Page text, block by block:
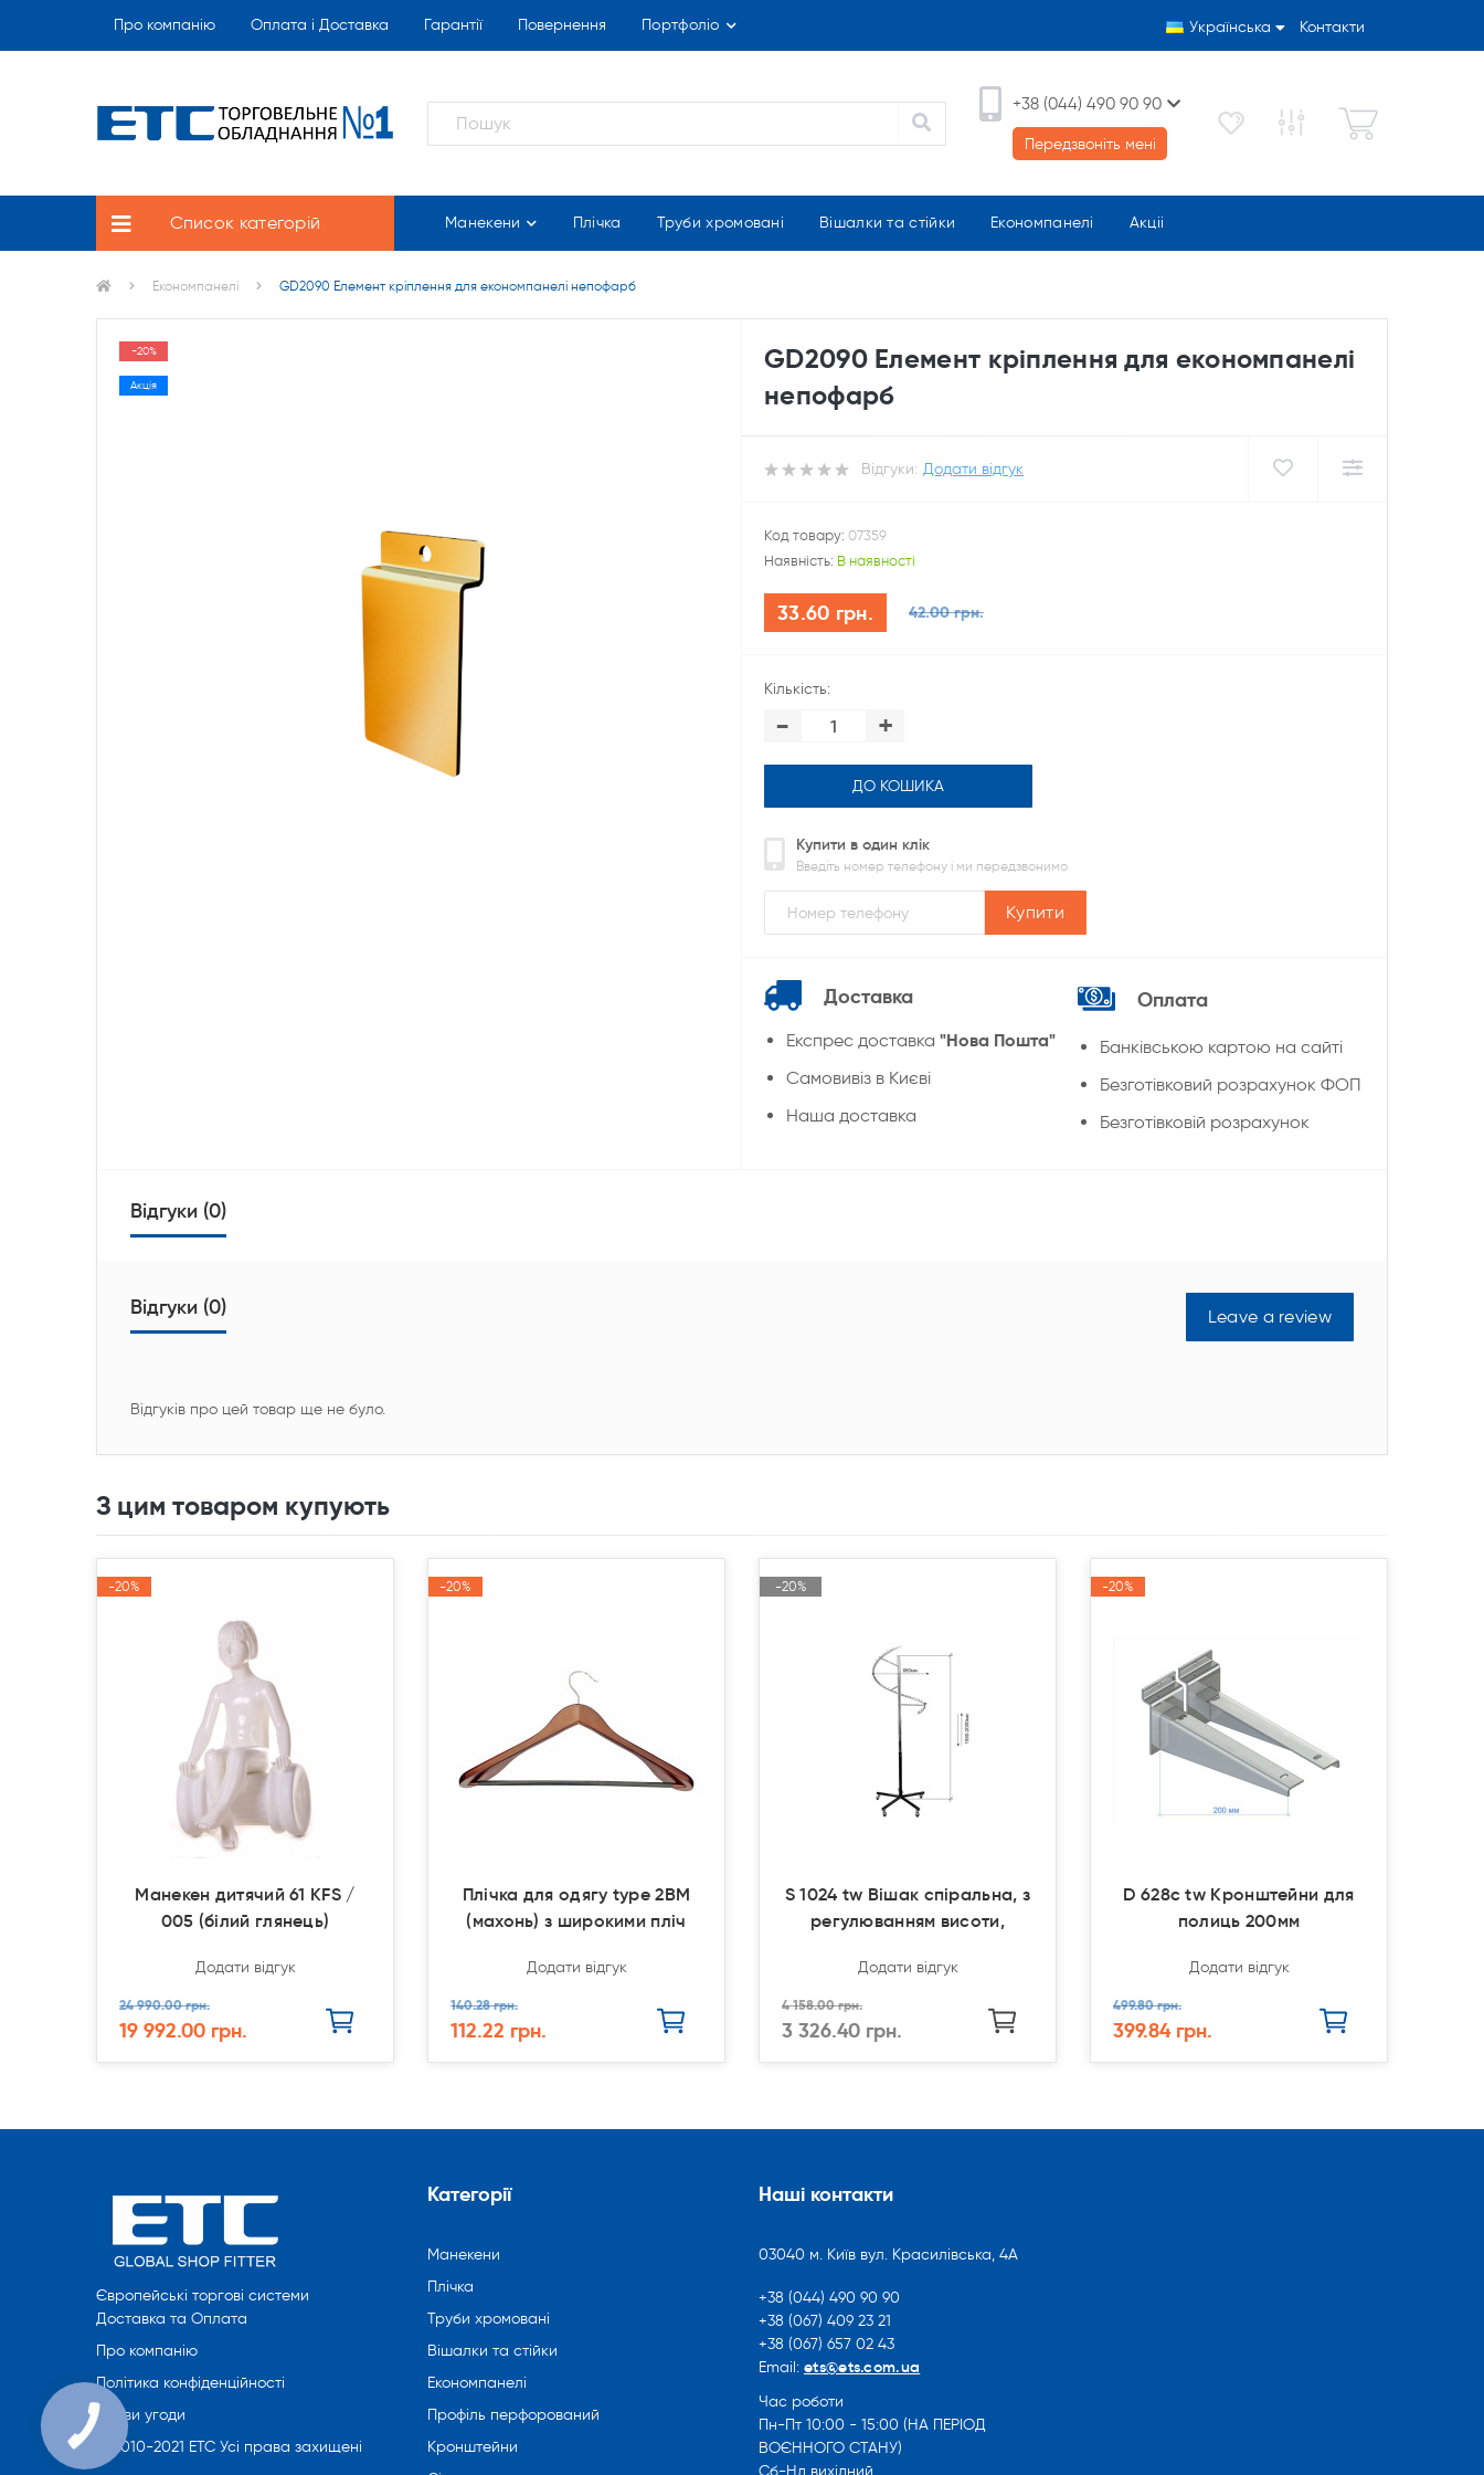
Про компанію Оплата і Доставка Гарантії Повернення Портфоліо Українська Контакти
+38 (044) 490 90 90
Передзвоніть мені
Список категорій Манекени Плічка Труби хромовані Вішалки та стійки Економпанелі Акціі
Економпанелі GD2090 Елемент кріплення для економпанелі непофарб
-20%
Акція
GD2090 Елемент кріплення для економпанелі
непофарб
Відгуки: Додати відгук
Код товару: 07359
Наявність: В наявності
33.60 грн. 42.00 грн.
Кількість:
- +
ДО КОШИКА
Купити в один клік
Введіть номер телефону і ми передзвонимо
Купити
Доставка
Експрес доставка "Нова Пошта"
Cамовивіз в Києві
Наша доставка
Оплата
Банківською картою на сайті
Безготівковий розрахунок ФОП
Безготівковій розрахунок
Відгуки (0)
Відгуки (0) Leave a review
Відгуків про цей товар ще не було.
З цим товаром купують
-20%
-20%
Манекен дитячий 61 KFS /
005 (білий глянець)
Додати відгук
24 990.00 грн.
19 992.00 грн.
-20%
-20%
Плічка для одягу type 2ВМ
(махонь) з широкими пліч
Додати відгук
140.28 грн.
112.22 грн.
-20%
-20%
S 1024 tw Вішак спіральна, з
регулюванням висоти,
Додати відгук
4 158.00 грн.
3 326.40 грн.
-20%
-20%
D 628с tw Кронштейни для
полиць 200мм
Додати відгук
499.80 грн.
399.84 грн.
Європейські торгові системи
Доставка та Оплата
Про компанію
Політика конфіденційності
Умови угоди
© 2010-2021 ETC Усі права захищені
Категорії
Манекени
Плічка
Труби хромовані
Вішалки та стійки
Економпанелі
Профіль перфорований
Кронштейни
Наші контакти
03040 м. Київ вул. Красилівська, 4А
+38 (044) 490 90 90
+38 (067) 409 23 21
+38 (067) 657 02 43
Email: ets@ets.com.ua
Час роботи
Пн-Пт 10:00 - 15:00 (НА ПЕРІОД
ВОЄННОГО СТАНУ)
Сб-Нд вихідний